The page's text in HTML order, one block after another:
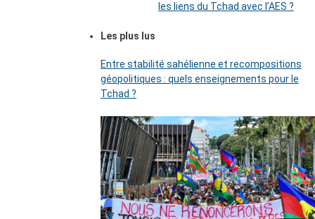
les liens du Tchad avec l’AES ?
Les plus lus
Entre stabilité sahélienne et recompositions
géopolitiques : quels enseignements pour le
Tchad ?